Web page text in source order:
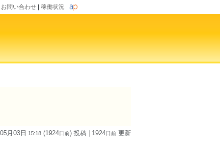
お問い合わせ 稼働状況
月03日 15:18 (1924日前) 投稿 | 1924日前 更新